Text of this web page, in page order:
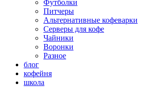
Футболки
Питчеры
Альтернативные кофеварки
Серверы для кофе
Чайники
Воронки
Разное
блог
кофейня
школа